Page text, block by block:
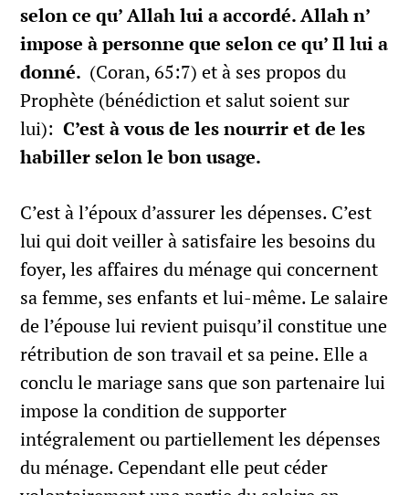
selon ce qu’ Allah lui a accordé. Allah n’
impose à personne que selon ce qu’ Il lui a
donné. (Coran, 65:7) et à ses propos du
Prophète (bénédiction et salut soient sur
lui): C’est à vous de les nourrir et de les
habiller selon le bon usage.
C’est à l’époux d’assurer les dépenses. C’est
lui qui doit veiller à satisfaire les besoins du
foyer, les affaires du ménage qui concernent
sa femme, ses enfants et lui-même. Le salaire
de l’épouse lui revient puisqu’il constitue une
rétribution de son travail et sa peine. Elle a
conclu le mariage sans que son partenaire lui
impose la condition de supporter
intégralement ou partiellement les dépenses
du ménage. Cependant elle peut céder